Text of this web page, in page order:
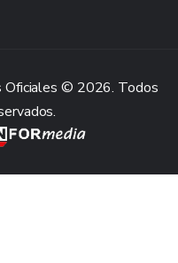
Oficiales © 2026. Todos